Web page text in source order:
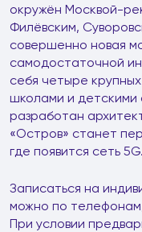
окружён Москвой-
Филёвским,
совершенно новая
самодостаточной
себя четыре
школами и
разработан
«Остров» станет
где появится сеть 5G.
Записаться на
можно по
При условии